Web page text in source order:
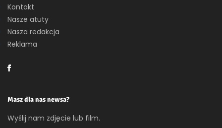
Kontakt
Nasze atuty
Nasza redakcja
Reklama
Masz dla nas newsa?
Wyślij nam zdjęcie lub film.